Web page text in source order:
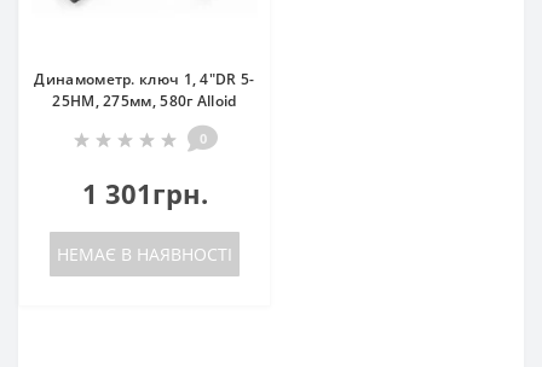
Динамометр. ключ 1, 4"DR 5-
25HM, 275мм, 580г Alloid
0
1 301грн.
НЕМАЄ В НАЯВНОСТІ